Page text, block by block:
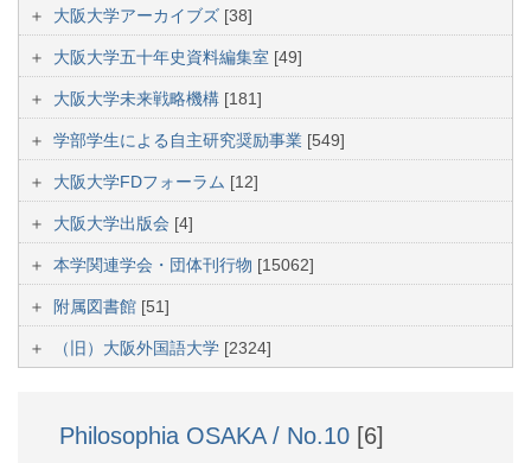
大阪大学アーカイブズ [38]
大阪大学五十年史資料編集室 [49]
大阪大学未来戦略機構 [181]
学部学生による自主研究奨励事業 [549]
大阪大学FDフォーラム [12]
大阪大学出版会 [4]
本学関連学会・団体刊行物 [15062]
附属図書館 [51]
（旧）大阪外国語大学 [2324]
Philosophia OSAKA / No.10 [6]